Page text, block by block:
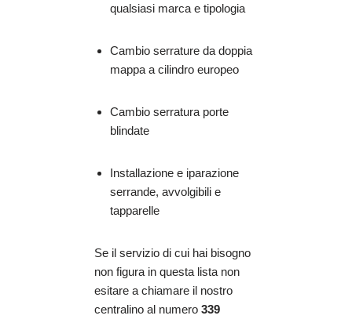
qualsiasi marca e tipologia
Cambio serrature da doppia
mappa a cilindro europeo
Cambio serratura porte
blindate
Installazione e iparazione
serrande, avvolgibili e
tapparelle
Se il servizio di cui hai bisogno
non figura in questa lista non
esitare a chiamare il nostro
centralino al numero 339